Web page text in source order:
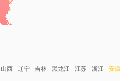
山西 辽宁 吉林 黑龙江 江苏 浙江 安徽